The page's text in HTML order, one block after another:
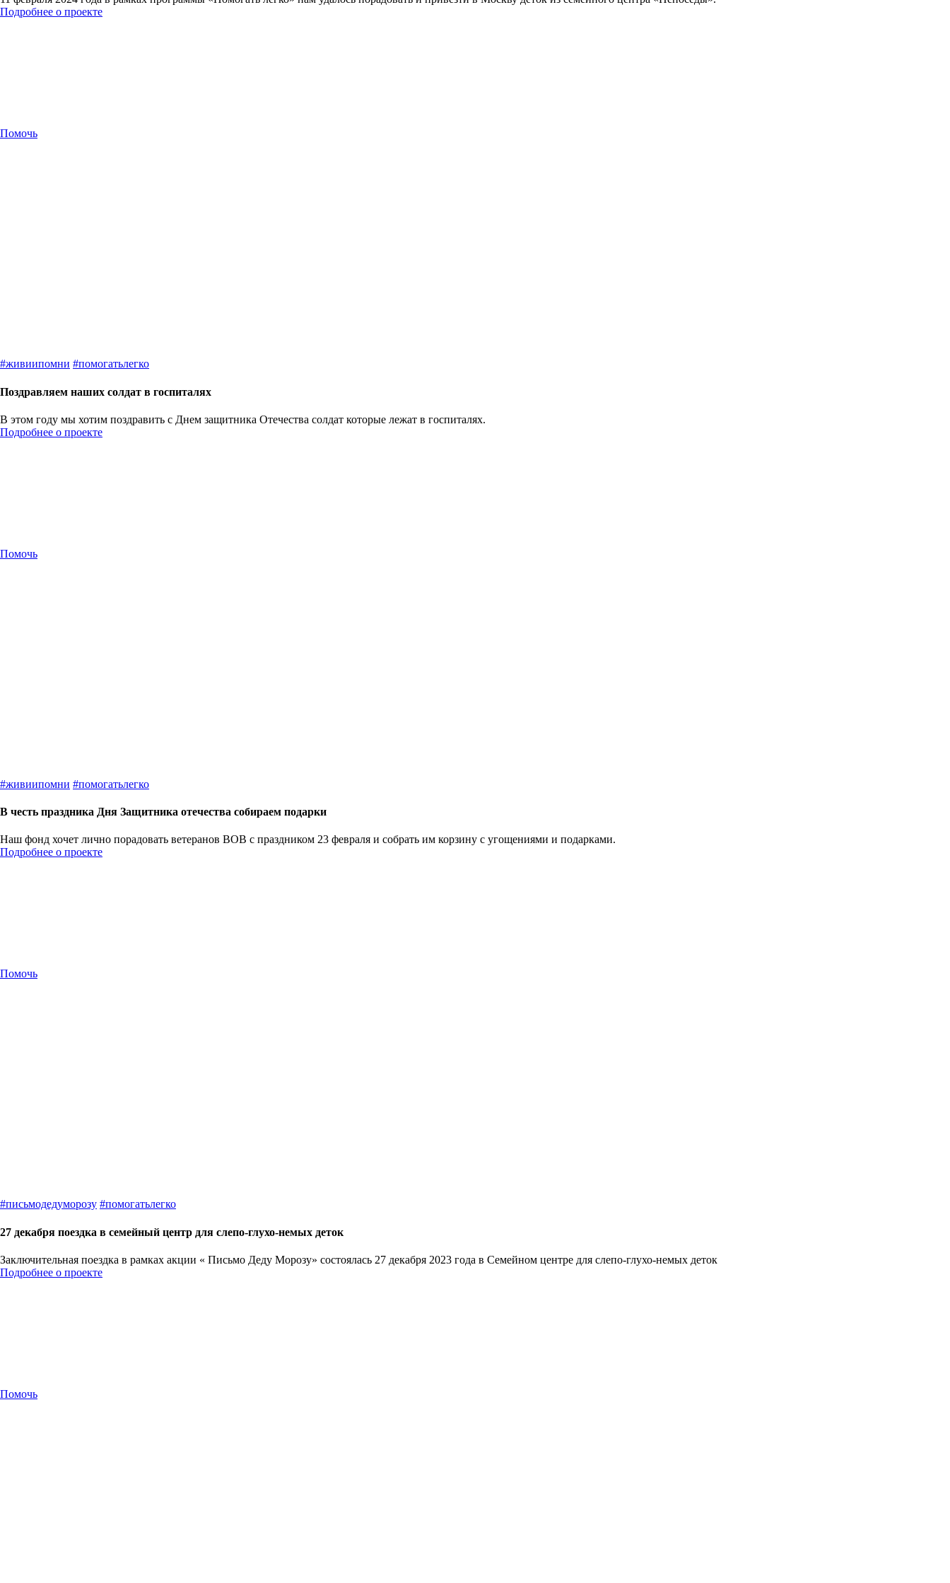
Подробнее о проекте
Помочь
#живиипомни #помогатьлегко
Поздравляем наших солдат в госпиталях
В этом году мы хотим поздравить с Днем защитника Отечества солдат которые лежат в госпиталях.
Подробнее о проекте
Помочь
#живиипомни #помогатьлегко
В честь праздника Дня Защитника отечества собираем подарки
Наш фонд хочет лично порадовать ветеранов ВОВ с праздником 23 февраля и собрать им корзину с угощениями и подарками.
Подробнее о проекте
Помочь
#письмодедуморозу #помогатьлегко
27 декабря поездка в семейный центр для слепо-глухо-немых деток
Заключительная поездка в рамках акции « Письмо Деду Морозу» состоялась 27 декабря 2023 года в Семейном центре для слепо-глухо-немых деток
Подробнее о проекте
Помочь